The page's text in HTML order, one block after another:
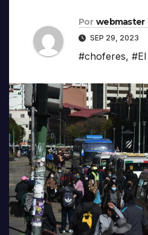
Por webmaster
SEP 29, 2023
#choferes,